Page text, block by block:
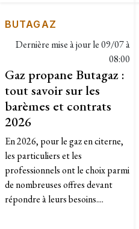
BUTAGAZ
Dernière mise à jour le09/07 à
08:00
Gaz propane Butagaz :
tout savoir sur les
barèmes et contrats
2026
En 2026, pour le gaz en citerne,
les particuliers et les
professionnels ont le choix parmi
de nombreuses offres devant
répondre à leurs besoins....